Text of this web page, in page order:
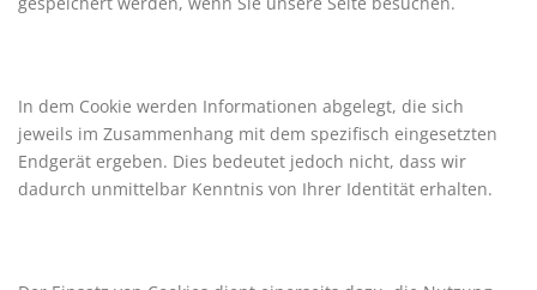
In dem Cookie werden Informationen abgelegt, die sich
jeweils im Zusammenhang mit dem spezifisch eingesetzten
Endgerät ergeben. Dies bedeutet jedoch nicht, dass wir
dadurch unmittelbar Kenntnis von Ihrer Identität erhalten.